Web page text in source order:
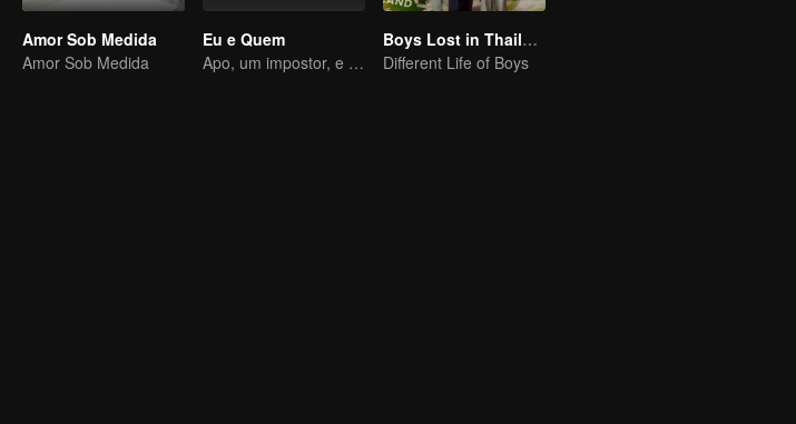
Amor Sob Medida
Amor Sob Medida
Eu e Quem
Apo, um impostor, e sua noiva têm a habilidade de ler mentes.
Boys Lost in Thailand·Behind the Scene
Different Life of Boys